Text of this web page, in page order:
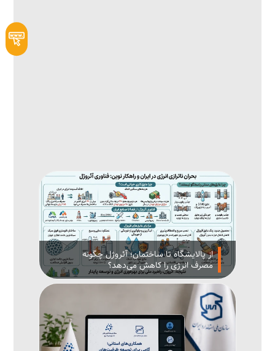
از پالایشگاه تا ساختمان؛ آئروژل چگونه
مصرف انرژی را کاهش می‌دهد؟